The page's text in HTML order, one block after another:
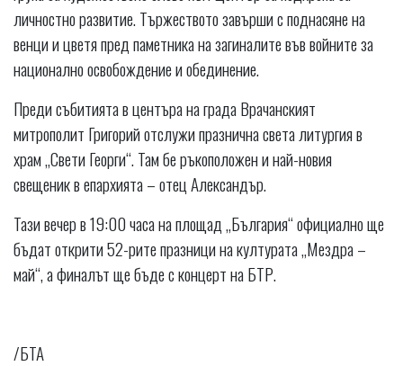
личностно развитие. Тържеството завърши с поднасяне на
венци и цветя пред паметника на загиналите във войните за
национално освобождение и обединение.
Преди събитията в центъра на града Врачанският
митрополит Григорий отслужи празнична света литургия в
храм „Свети Георги“. Там бе ръкоположен и най-новия
свещеник в епархията – отец Александър.
Тази вечер в 19:00 часа на площад „България“ официално ще
бъдат открити 52-рите празници на културата „Мездра –
май“, а финалът ще бъде с концерт на БТР.
/БТА